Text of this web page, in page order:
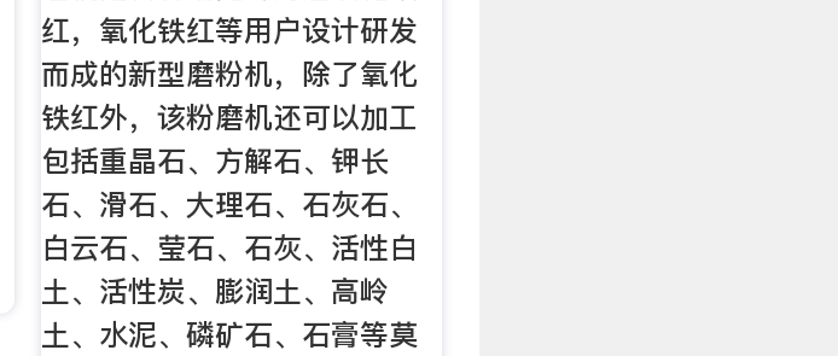
红，氧化铁红等用户设计研发
而成的新型磨粉机，除了氧化
铁红外，该粉磨机还可以加工
包括重晶石、方解石、钾长
石、滑石、大理石、石灰石、
白云石、莹石、石灰、活性白
土、活性炭、膨润土、高岭
土、水泥、磷矿石、石膏等莫